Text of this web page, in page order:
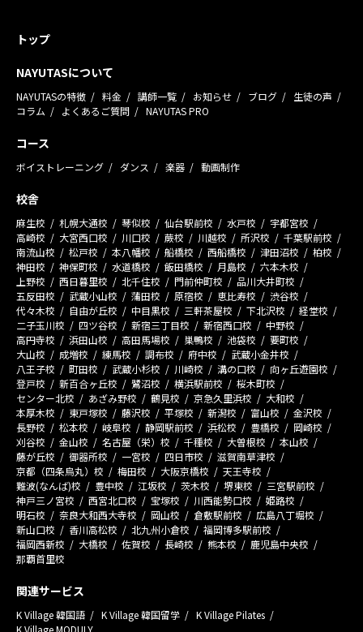
トップ
NAYUTASについて
NAYUTASの特徴 料金 講師一覧 お知らせ ブログ
生徒の声
コラム
よくあるご質問 NAYUTAS PRO
コース
ボイストレーニング ダンス 楽器 動画制作
校舎
麻生校 札幌大通校 琴似校 仙台駅前校 水戸校
宇都宮校
高崎校
大宮西口校 川口校 蕨校 川越校 所沢校
千葉駅前校
南流山校
松戸校 本八幡校 船橋校 西船橋校 津田沼校
柏校
神田校
神保町校 水道橋校 飯田橋校 月島校
六本木校
上野校
西日暮里校 北千住校 門前仲町校
品川大井町校
五反田校
武蔵小山校 蒲田校 原宿校 恵比寿校
渋谷校
代々木校
自由が丘校 中目黒校 三軒茶屋校 下北沢校
経堂校
二子玉川校
四ツ谷校 新宿三丁目校 新宿西口校
中野校
高円寺校
浜田山校 高田馬場校 巣鴨校 池袋校
要町校
大山校
成増校 練馬校 調布校 府中校
武蔵小金井校
八王子校
町田校 武蔵小杉校 川崎校 溝の口校
向ヶ丘遊園校
登戸校
新百合ヶ丘校 鷺沼校 横浜駅前校
桜木町校
センター北校
あざみ野校 鶴見校 京急久里浜校
大和校
本厚木校
東戸塚校 藤沢校 平塚校 新潟校 富山校
金沢校
長野校
松本校 岐阜校 静岡駅前校 浜松校 豊橋校
岡崎校
刈谷校
金山校 名古屋（栄）校 千種校 大曽根校
本山校
藤が丘校
御器所校 一宮校 四日市校
滋賀南草津校
京都（四条烏丸）校
梅田校 大阪京橋校
天王寺校
難波(なんば)校
豊中校 江坂校 茨木校 堺東校
三宮駅前校
神戸三ノ宮校
西宮北口校 宝塚校 川西能勢口校
姫路校
明石校
奈良大和西大寺校 岡山校 倉敷駅前校
広島八丁堀校
新山口校
香川高松校 北九州小倉校
福岡博多駅前校
福岡西新校
大橋校 佐賀校 長崎校 熊本校
鹿児島中央校
那覇首里校
関連サービス
K Village 韓国語 K Village 韓国留学
K Village Pilates